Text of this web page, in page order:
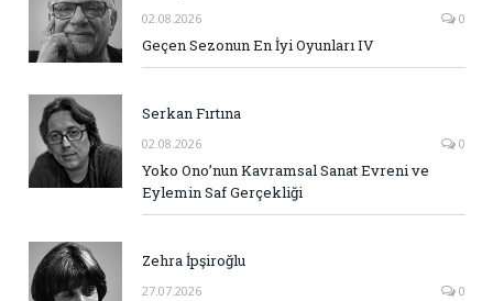
02.08.2026 0
Geçen Sezonun En İyi Oyunları IV
Serkan Fırtına
02.08.2026 0
Yoko Ono’nun Kavramsal Sanat Evreni ve
Eylemin Saf Gerçekliği
Zehra İpşiroğlu
27.07.2026 0